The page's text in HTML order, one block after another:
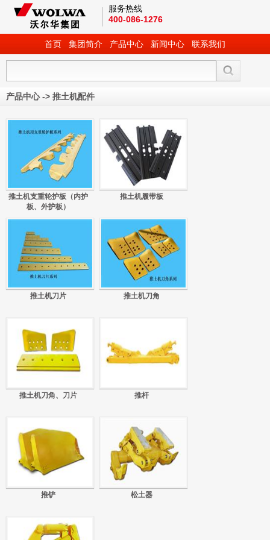
服务热线
400-086-1276
首页 集团简介 产品中心 新闻中心 联系我们
产品中心-> 推土机配件
推土机支重轮护板（内护
板、外护板）
推土机履带板
推土机刀片 推土机刀角
推土机刀角、刀片 推杆
推铲 松土器